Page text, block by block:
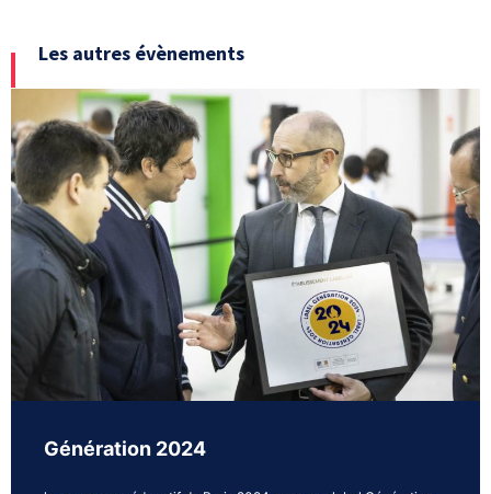
Les autres évènements
Génération 2024